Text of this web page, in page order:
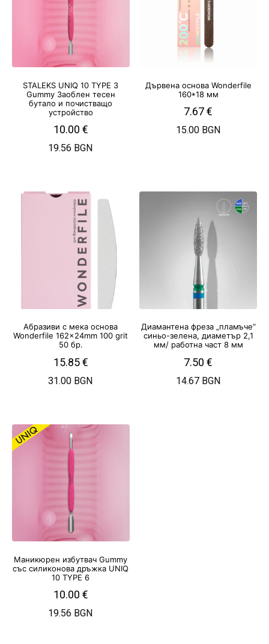
STALEKS UNIQ 10 TYPE 3
Gummy Заоблен тесен
бутало и почистващо
устройство
10.00 €
19.56 BGN
Дървена основа Wonderfile
160*18 мм
7.67€
15.00 BGN
Абразиви с мека основа
Wonderfile 162x24mm 100 grit
50 бр.
15.85€
31.00 BGN
Диамантена фреза „пламъче“
синьо-зелена, диаметър 2,1
мм/ работна част 8 мм
7.50€
14.67 BGN
Маникюрен избутвач Gummy
със силиконова дръжка UNIQ
10 TYPE 6
10.00 €
19.56 BGN